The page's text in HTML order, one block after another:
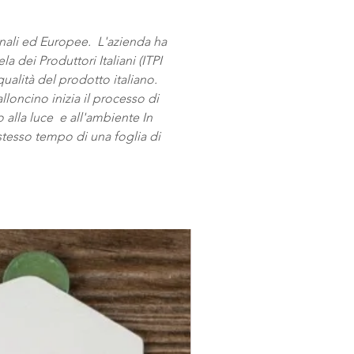
ed Europee. L'azienda ha
dei Produttori Italiani (ITPI
del prodotto italiano.
inizia il processo di
alla luce e all'ambiente In
tempo di una foglia di